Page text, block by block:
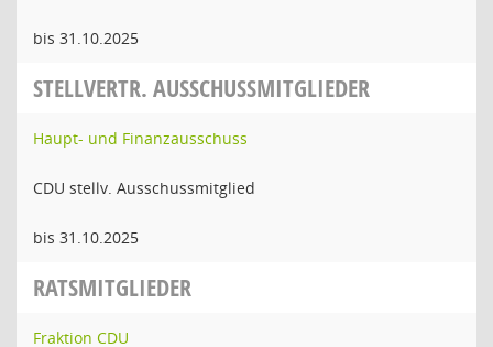
bis 31.10.2025
STELLVERTR. AUSSCHUSSMITGLIEDER
Haupt- und Finanzausschuss
CDU stellv. Ausschussmitglied
bis 31.10.2025
RATSMITGLIEDER
Fraktion CDU